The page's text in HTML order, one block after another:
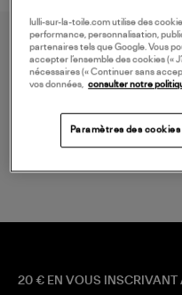
20 € EN VOUS INSCRIVANT
lulli-sur-la-toile.com utilise des
performance, personnalisation,
partenaires tels que Google. Vous
accepter l’ensemble des cookies («
nécessaires (« Continuer sans
vos données, consulter notre
Paramètres des cookies